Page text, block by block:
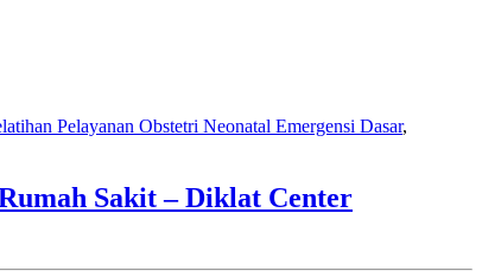
Pelayanan Obstetri Neonatal Emergensi Dasar,
Sakit – Diklat Center